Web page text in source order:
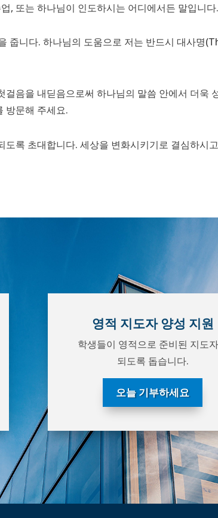
, 또는 하나님이 인도하시는 어디에서든 말입니다.
줍니다. 하나님의 도움으로 저는 반드시 대사
음을 내딛음으로써 하나님의 말씀 안에서 더욱
방문해 주세요.
록 초대합니다. 세상을 변화시키기로 결심하시
영적 지도자 양성 지원
학생들이 영적으로 준비된 지도
되도록 돕습니다.
오늘 기부하세요